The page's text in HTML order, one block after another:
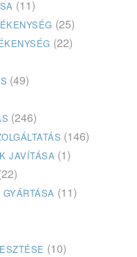
(11)
(25)
(22)
(49)
(246)
(146)
JAVÍTÁSA (1)
(11)
(10)